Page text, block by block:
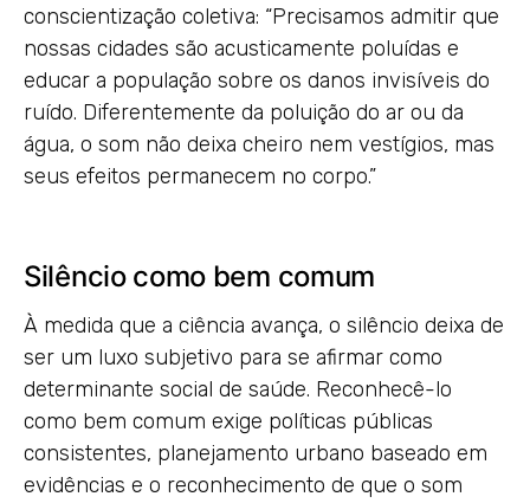
conscientização coletiva: “Precisamos admitir que
nossas cidades são acusticamente poluídas e
educar a população sobre os danos invisíveis do
ruído. Diferentemente da poluição do ar ou da
água, o som não deixa cheiro nem vestígios, mas
seus efeitos permanecem no corpo.”
Silêncio como bem comum
À medida que a ciência avança, o silêncio deixa de
ser um luxo subjetivo para se afirmar como
determinante social de saúde. Reconhecê-lo
como bem comum exige políticas públicas
consistentes, planejamento urbano baseado em
evidências e o reconhecimento de que o som